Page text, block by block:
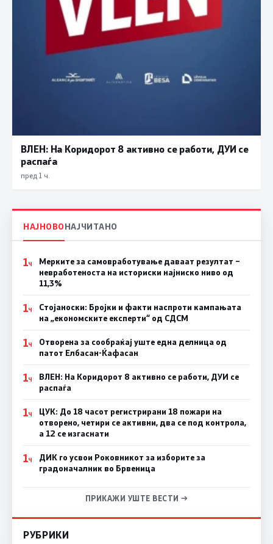
ВЛЕН: На Коридорот 8 активно се работи, ДУИ се
распаѓа
пред 1 ч.
НАЈНОВОНАЈЧИТАНО
1Ч
Мерките за самовработување даваат резултат –
невработеноста на историски најниско ниво од
11,3%
1Ч
Стојаноски: Бројки и факти наспроти кампањата
на „економските експерти“ од СДСM
1Ч
Отворена за сообраќај уште една делница од
патот Елбасан-Ќафасан
1Ч
ВЛЕН: На Коридорот 8 активно се работи, ДУИ се
распаѓа
1Ч
ЦУК: До 18 часот регистрирани 18 пожари на
отворено, четири се активни, два се под контрола,
а 12 се изгаснати
1Ч
ДИК го усвои Роковникот за изборите за
градоначалник во Брвеница
ПРИКАЖИ УШТЕ ВЕСТИ →
РУБРИКИ